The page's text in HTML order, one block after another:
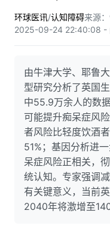
环球医讯/认知障碍来源
2025-09-24 22:40:08 -
由牛津大学、耶鲁
型研究分析了英国
中55.9万余人的数
可能提升痴呆症风
者风险比轻度饮酒
51%；基因分析进
呆症风险正相关，
统认知。专家强调
有关键意义，当前
2040年将激增至140